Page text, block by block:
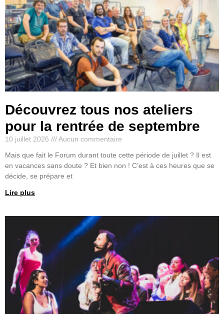
Découvrez tous nos ateliers
pour la rentrée de septembre
10 juillet 2026
Aucun commentaire
Mais que fait le Forum durant toute cette période de juillet ? Il est
en vacances sans doute ? Et bien non ! C’est à ces heures que se
décide, se prépare et
Lire plus